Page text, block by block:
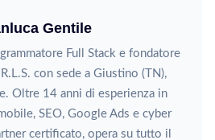
Gentile
Full Stack e fondatore
con sede a Giustino (TN),
Oltre 14 anni di esperienza in
SEO, Google Ads e cyber
certificato, opera su tutto il